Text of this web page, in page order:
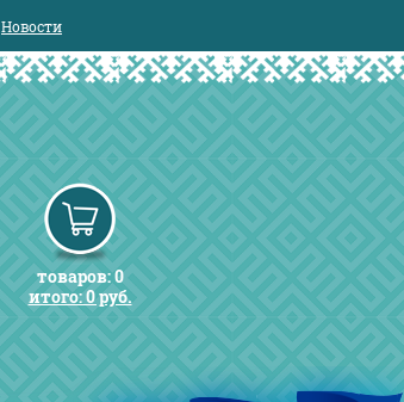
Новости
товаров: 0
итого: 0 руб.